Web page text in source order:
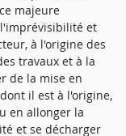
majeure
et
à l'origine des
travaux et à la
de la mise en
il est à l'origine,
en allonger la
et se décharger